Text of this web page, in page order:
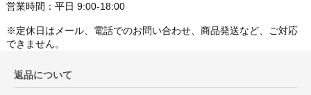
営業時間：平日 9:00-18:00
※定休日はメール、電話でのお問い合わせ、商品発送など、ご対応
できません。
返品について